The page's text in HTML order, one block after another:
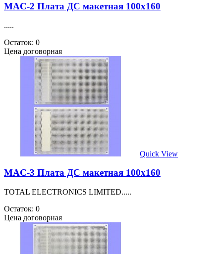
MAC-2 Плата ДС макетная 100х160
.....
Остаток: 0
Цена договорная
Quick View
MAC-3 Плата ДС макетная 100х160
TOTAL ELECTRONICS LIMITED.....
Остаток: 0
Цена договорная